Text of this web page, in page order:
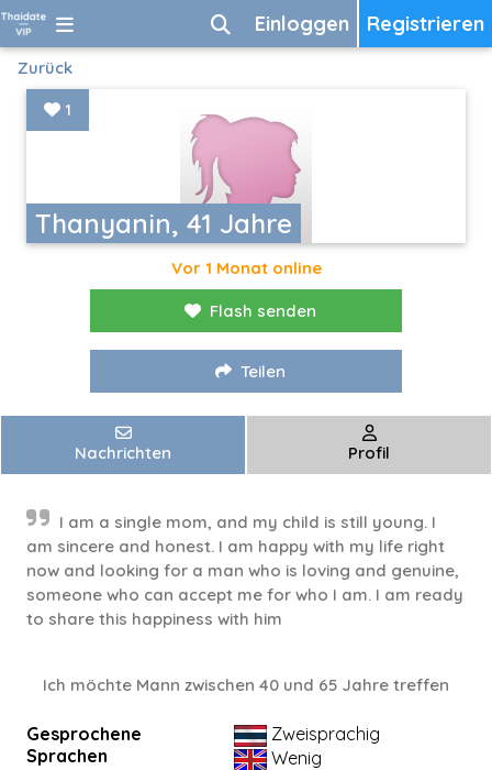
Registrieren
Einloggen
Zurück
Thanyanin, 41 Jahre
1
Vor 1 Monat online
Flash senden
Teilen
Nachrichten Profil
I am a single mom, and my child is still young. I
am sincere and honest. I am happy with my life right
now and looking for a man who is loving and genuine,
someone who can accept me for who I am. I am ready
to share this happiness with him
Ich möchte Mann zwischen 40 und 65 Jahre treffen
Gesprochene
Sprachen
Zweisprachig
Wenig